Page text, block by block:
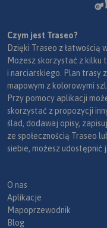
Czym jest Traseo?
Dzięki Traseo z łatwością
Możesz skorzystać z kilku
i narciarskiego. Plan trasy
mapowym z kolorowymi
Przy pomocy aplikacji
skorzystać z propozycji
ślad, dodawaj opisy,
ze społecznością Traseo
siebie, możesz udostępnić
O nas
Aplikacje
Mapoprzewodnik
Blog